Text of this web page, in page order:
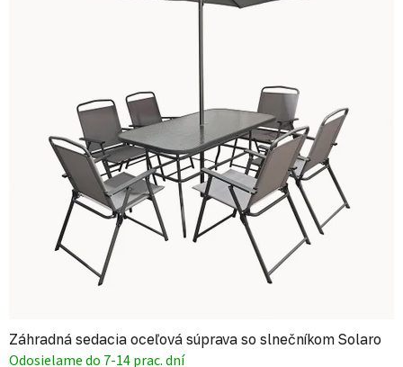
Záhradná sedacia oceľová súprava so slnečníkom Solaro
Odosielame do 7-14 prac. dní